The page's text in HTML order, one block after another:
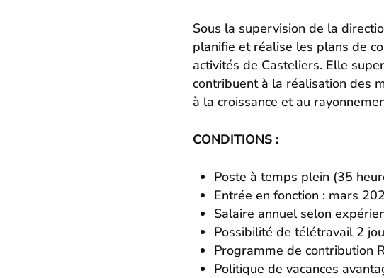
Sous la supervision de la
planifie et réalise les plans de
activités de Casteliers. Elle
contribuent à la réalisation des
à la croissance et au
CONDITIONS :
Poste à temps plein (35
Entrée en fonction : mars
Salaire annuel selon
Possibilité de télétravail 2
Programme de contribution
Politique de vacances